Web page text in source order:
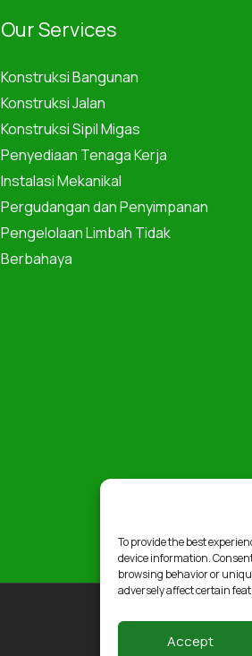
To provide the best
device information.
browsing behavior or
adversely affect certain
Accept
Our Services
Konstruksi Bangunan
Konstruksi Jalan
Konstruksi Sipil Migas
Penyediaan Tenaga Kerja
Instalasi Mekanikal
Pergudangan dan Penyimpanan
Pengelolaan Limbah Tidak
Berbahaya